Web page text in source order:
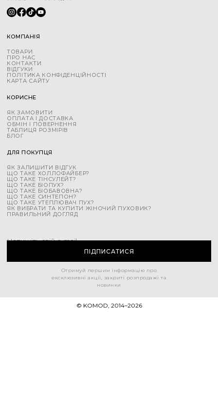
КОМПАНІЯ
ТОВАРИ
ПРО НАС
КОНТАКТИ
ВІДГУКИ
ПОЛІТИКА КОНФІДЕНЦІЙНОСТІ
КАРТА САЙТУ
КОРИСНЕ
ЯК ЗАМОВИТИ
ОПЛАТА І ДОСТАВКА
ОБМІН І ПОВЕРНЕННЯ
ТАБЛИЦЯ РОЗМІРІВ
БЛОГ
ДЛЯ ПОКУПЦЯ
ЯК ЗАЛИШИТИ ВІДГУК
ЩО ТАКЕ ХОЛЛОФАЙБЕР?
ЩО ТАКЕ ТІНСУЛЕЙТ?
ЩО ТАКЕ БІОПУХ?
ЩО ТАКЕ БІОБАВОВНА?
ЩО ТАКЕ СИНТЕПОН?
ЩО ТАКЕ УТЕПЛЮВАЧ ПУХ?
ЯК ВИБРАТИ ТА КУПИТИ ЖІНОЧИЙ ПУХОВИК?
ПРАВИЛЬНИЙ ДОГЛЯД
Напишіть свій e-mail
ПІДПИСАТИСЯ
Отримуй першим інформацію про
ексклюзивні акції, закриті розпродажі та
новинки
© KOMOD, 2014–2026